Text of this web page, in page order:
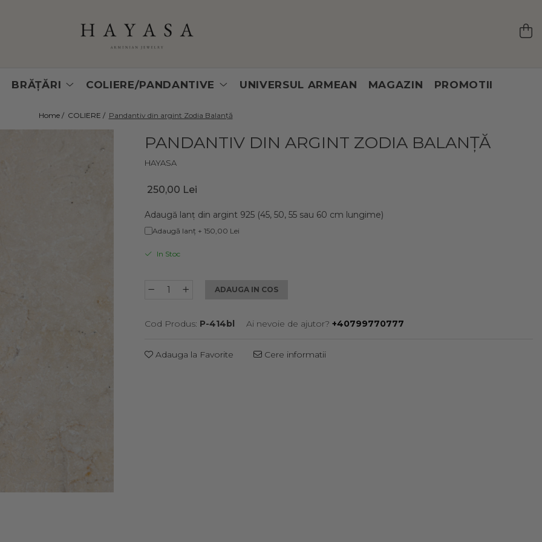
BRĂȚĂRI COLIERE/PANDANTIVE UNIVERSUL ARMEAN MAGAZIN PROMOTII
Home / COLIERE / Pandantiv din argint Zodia Balanță
PANDANTIV DIN ARGINT ZODIA BALANȚĂ
HAYASA
250,00 Lei
Adaugă lanț din argint 925 (45, 50, 55 sau 60 cm lungime)
Adaugă lanț + 150,00 Lei
In Stoc
ADAUGA IN COS
Cod Produs: P-414bl Ai nevoie de ajutor? +40799770777
Adauga la Favorite Cere informatii